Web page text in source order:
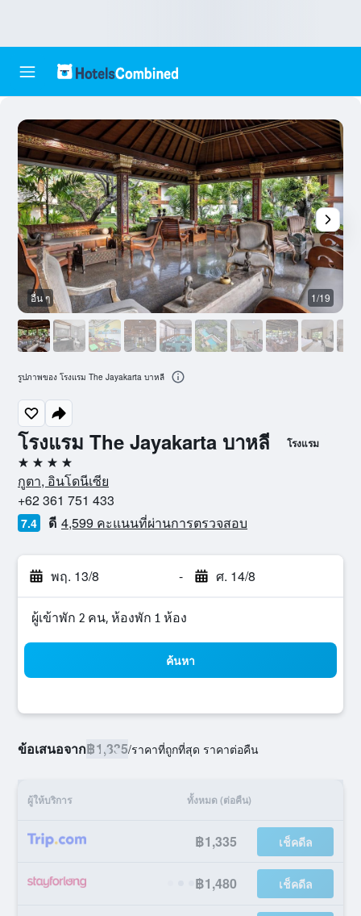
โรงแรม The Jayakarta บาหลี โรงแรม
4 ดาว
กูตา, อินโดนีเซีย
+62 361 751 433
7.4 ดี 4,599 คะแนนที่ผ่านการตรวจสอบ
พฤ. 13/8 - ศ. 14/8
ผู้เข้าพัก 2 คน, ห้องพัก 1 ห้อง
ค้นหา
ข้อเสนอจาก฿1,335/ราคาที่ถูกที่สุด ราคาต่อคืน
ผู้ให้บริการ ทั้งหมด (ต่อคืน)
฿1,335 เช็คดีล
฿1,480 เช็คดีล
อื่น ๆ 1/19
รูปภาพของ โรงแรม The Jayakarta บาหลี